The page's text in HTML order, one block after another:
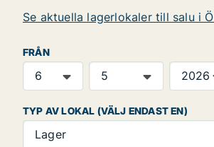
Se aktuella lagerlokaler till salu i
FRÅN
TYP AV LOKAL (VÄLJ ENDAST EN)
Lager